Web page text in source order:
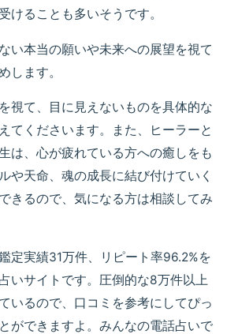
けることも多いそうです。
い本当の願いや未来への展望を視て
します。
視て、目に見えないものを具体的な
てくださいます。また、ヒーラーと
は、心が疲れている方への癒しをも
や天命、魂の成長に結び付けていく
きるので、気になる方は相談してみ
定実績31万件、リピート率96.2%を
いサイトです。圧倒的な8万件以上
いるので、口コミを参考にしてぴっ
ができますよ。みんなの電話占いで